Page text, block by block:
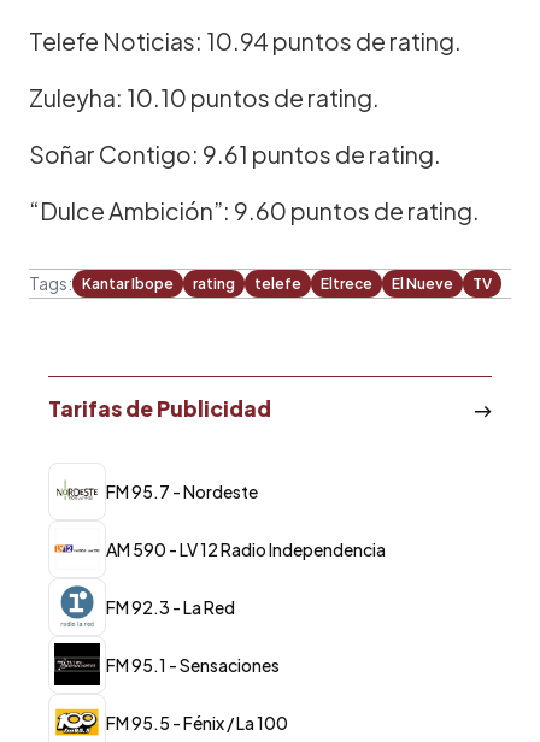
Telefe Noticias: 10.94 puntos de rating.
Zuleyha: 10.10 puntos de rating.
Soñar Contigo: 9.61 puntos de rating.
“Dulce Ambición”: 9.60 puntos de rating.
Tags: Kantar Ibope rating telefe Eltrece El Nueve TV
Tarifas de Publicidad
FM 95.7 - Nordeste
AM 590 - LV 12 Radio Independencia
FM 92.3 - La Red
FM 95.1 - Sensaciones
FM 95.5 - Fénix / La 100